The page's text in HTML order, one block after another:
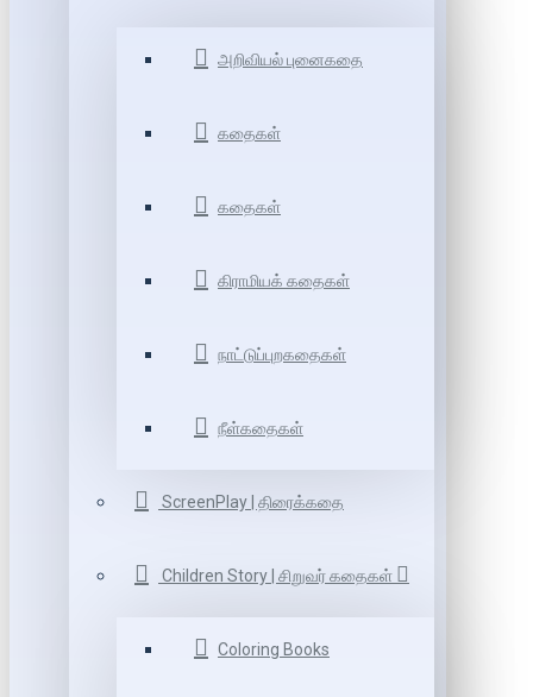
அறிவியல் புனைகதை
கதைகள்
கதைகள்
கிராமியக் கதைகள்
நாட்டுப்புறகதைகள்
நீள்கதைகள்
ScreenPlay | திரைக்கதை
Children Story | சிறுவர் கதைகள்
Coloring Books